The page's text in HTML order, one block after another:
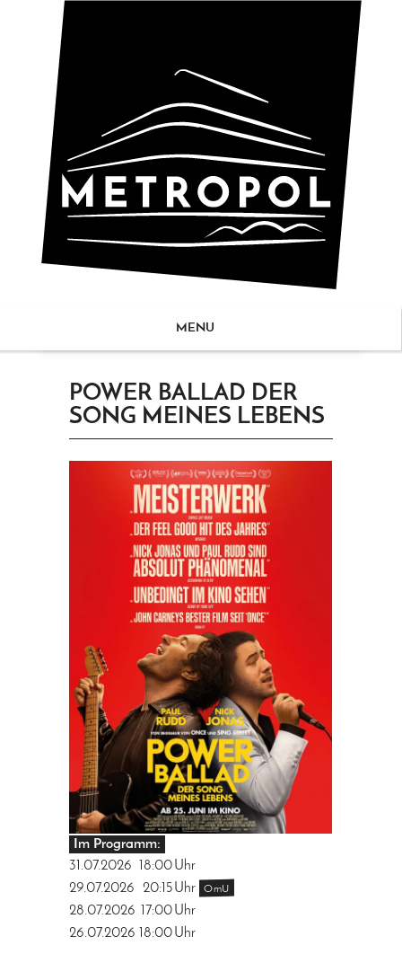
MENU
POWER BALLAD DER
SONG MEINES LEBENS
Im Programm:
31.07.2026
18:00Uhr
29.07.2026
20:15Uhr OmU
28.07.2026 17:00Uhr
26.07.2026
18:00Uhr